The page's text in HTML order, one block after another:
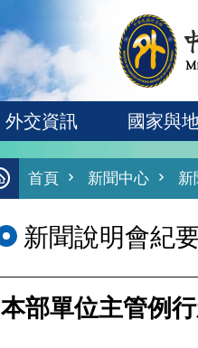
外交資訊 國家與
首頁 新聞中心 新
新聞說明會紀
本部單位主管例